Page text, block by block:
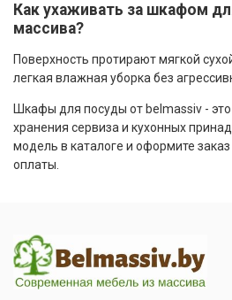
Как ухаживать за шкафом
массива?
Поверхность протирают мягкой
легкая влажная уборка без
Шкафы для посуды от belmassiv -
хранения сервиза и кухонных
модель в каталоге и оформите
оплаты.